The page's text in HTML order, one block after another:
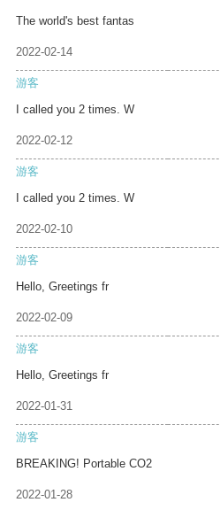
The world's best fantas
2022-02-14
游客
I called you 2 times. W
2022-02-12
游客
I called you 2 times. W
2022-02-10
游客
Hello, Greetings fr
2022-02-09
游客
Hello, Greetings fr
2022-01-31
游客
BREAKING! Portable CO2
2022-01-28